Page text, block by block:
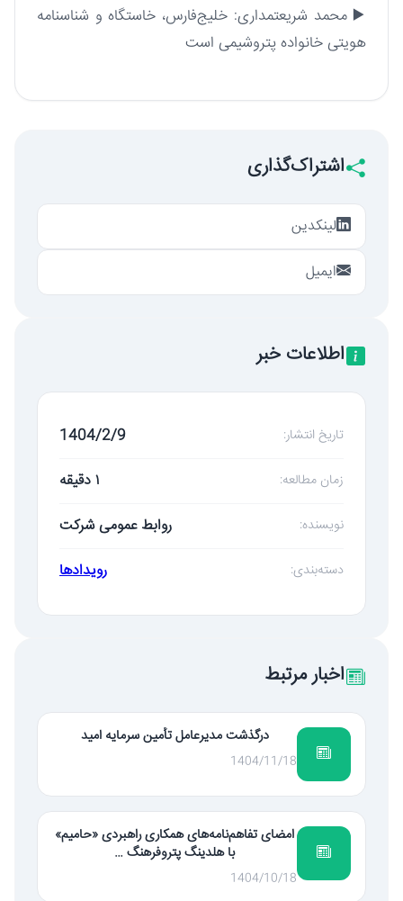
▶️ محمد شریعتمداری: خلیج‌فارس، خاستگاه و شناسنامه
هویتی خانواده پتروشیمی است
اشتراک‌گذاری
لینکدین
ایمیل
اطلاعات خبر
تاریخ انتشار: 1404/2/9
زمان مطالعه: ۱ دقیقه
نویسنده: روابط عمومی شرکت
دسته‌بندی: رویدادها
اخبار مرتبط
درگذشت مدیرعامل تأمین سرمایه امید
1404/11/18
امضای تفاهم‌نامه‌های همکاری راهبردی «حامیم»
با هلدینگ پتروفرهنگ …
1404/10/18